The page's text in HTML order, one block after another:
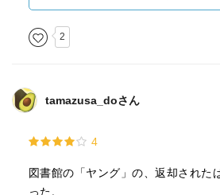
り。
時に泳と同世代だった頃を振り返っ
少々眠気に襲われる箇所もありまし
じさせません。
いろんな人の良さを見つけられます。
2
tamazusa_doさん
4
図書館の「ヤング」の、返却された
った。